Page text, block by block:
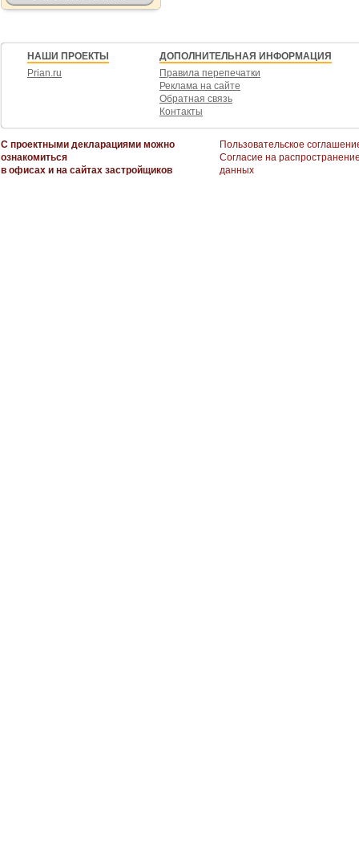
НАШИ ПРОЕКТЫ
Prian.ru
ДОПОЛНИТЕЛЬНАЯ ИНФОРМАЦИЯ
Правила перепечатки
Реклама на сайте
Обратная связь
Контакты
С проектными декларациями можно
ознакомиться
в офисах и на сайтах застройщиков
Пользовательское
Согласие на
данных